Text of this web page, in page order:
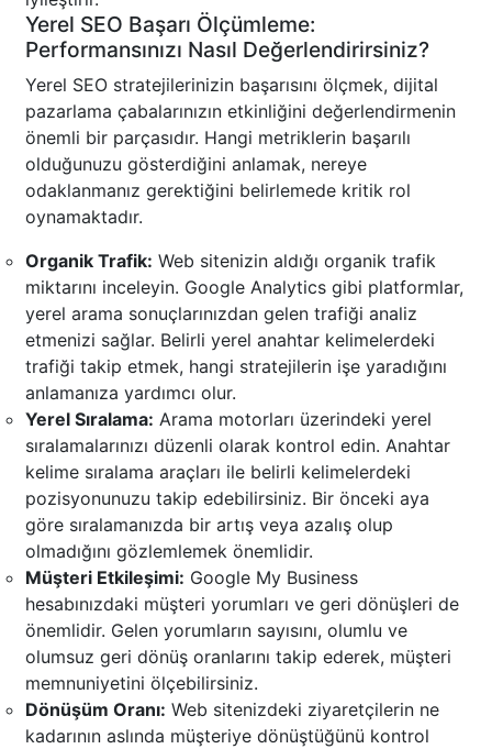
Yerel SEO Başarı Ölçümleme:
Performansınızı Nasıl Değerlendirirsiniz?
Yerel SEO stratejilerinizin başarısını ölçmek, dijital
pazarlama çabalarınızın etkinliğini değerlendirmenin
önemli bir parçasıdır. Hangi metriklerin başarılı
olduğunuzu gösterdiğini anlamak, nereye
odaklanmanız gerektiğini belirlemede kritik rol
oynamaktadır.
Organik Trafik: Web sitenizin aldığı organik trafik
miktarını inceleyin. Google Analytics gibi platformlar,
yerel arama sonuçlarınızdan gelen trafiği analiz
etmenizi sağlar. Belirli yerel anahtar kelimelerdeki
trafiği takip etmek, hangi stratejilerin işe yaradığını
anlamanıza yardımcı olur.
Yerel Sıralama: Arama motorları üzerindeki yerel
sıralamalarınızı düzenli olarak kontrol edin. Anahtar
kelime sıralama araçları ile belirli kelimelerdeki
pozisyonunuzu takip edebilirsiniz. Bir önceki aya
göre sıralamanızda bir artış veya azalış olup
olmadığını gözlemlemek önemlidir.
Müşteri Etkileşimi: Google My Business
hesabınızdaki müşteri yorumları ve geri dönüşleri de
önemlidir. Gelen yorumların sayısını, olumlu ve
olumsuz geri dönüş oranlarını takip ederek, müşteri
memnuniyetini ölçebilirsiniz.
Dönüşüm Oranı: Web sitenizdeki ziyaretçilerin ne
kadarının aslında müşteriye dönüştüğünü kontrol